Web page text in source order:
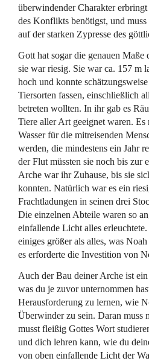
überwindender Charakter
des Konflikts benötigst, und
auf der starken Zypresse des
Gott hat sogar die genauen Maße
sie war riesig. Sie war ca. 157 m
hoch und konnte
Tiersorten fassen, einschließlich
betreten wollten. In ihr gab es
Tiere aller Art geeignet waren. Es
Wasser für die mitreisenden
werden, die mindestens ein Jahr
der Flut müssten sie noch bis zur
Arche war ihr Zuhause, bis sie
konnten. Natürlich war es ein
Frachtladungen in seinen drei
Die einzelnen Abteile waren so
einfallende Licht alles
einiges größer als alles, was
es erforderte die Investition von
Auch der Bau deiner Arche ist
was du je zuvor unternommen
Herausforderung zu lernen, wie
Überwinder zu sein. Daran muss
musst fleißig Gottes Wort
und dich lehren kann, wie du
von oben einfallende Licht der